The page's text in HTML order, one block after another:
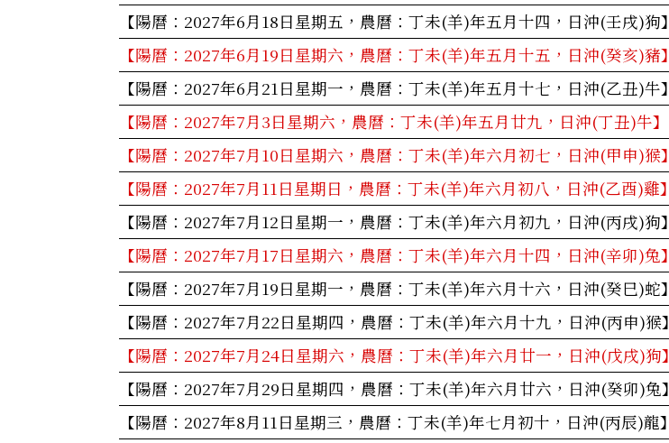
【陽曆：2027年6月18日星期五，農曆：丁未(羊)年五月十四，日沖(壬戌)狗】
【陽曆：2027年6月19日星期六，農曆：丁未(羊)年五月十五，日沖(癸亥)豬】
【陽曆：2027年6月21日星期一，農曆：丁未(羊)年五月十七，日沖(乙丑)牛】
【陽曆：2027年7月3日星期六，農曆：丁未(羊)年五月廿九，日沖(丁丑)牛】
【陽曆：2027年7月10日星期六，農曆：丁未(羊)年六月初七，日沖(甲申)猴】
【陽曆：2027年7月11日星期日，農曆：丁未(羊)年六月初八，日沖(乙酉)雞】
【陽曆：2027年7月12日星期一，農曆：丁未(羊)年六月初九，日沖(丙戌)狗】
【陽曆：2027年7月17日星期六，農曆：丁未(羊)年六月十四，日沖(辛卯)兔】
【陽曆：2027年7月19日星期一，農曆：丁未(羊)年六月十六，日沖(癸巳)蛇】
【陽曆：2027年7月22日星期四，農曆：丁未(羊)年六月十九，日沖(丙申)猴】
【陽曆：2027年7月24日星期六，農曆：丁未(羊)年六月廿一，日沖(戊戌)狗】
【陽曆：2027年7月29日星期四，農曆：丁未(羊)年六月廿六，日沖(癸卯)兔】
【陽曆：2027年8月11日星期三，農曆：丁未(羊)年七月初十，日沖(丙辰)龍】